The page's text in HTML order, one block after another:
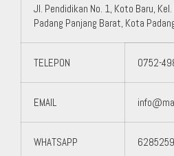
Jl. Pendidikan No. 1, Koto Baru,
Padang Panjang Barat, Kota
TELEPON 0752-
EMAIL
WHATSAPP